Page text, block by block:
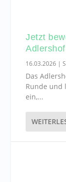
Jetzt
16.03.2026 |
Das
Runde und
ein,...